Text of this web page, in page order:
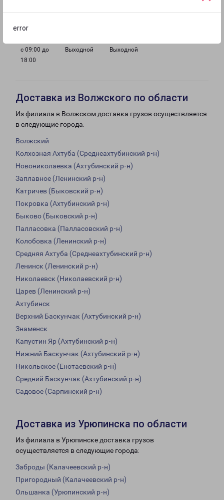
error
с 09:00 до
18:00
Выходной Выходной
Доставка из Волжского по области
Из филиала в Волжском доставка грузов осуществляется
в следующие города:
Волжский
Колхозная Ахтуба (Среднеахтубинский р-н)
Новониколаевка (Ахтубинский р-н)
Заплавное (Ленинский р-н)
Катричев (Быковский р-н)
Покровка (Ахтубинский р-н)
Быково (Быковский р-н)
Палласовка (Палласовский р-н)
Колобовка (Ленинский р-н)
Средняя Ахтуба (Среднеахтубинский р-н)
Ленинск (Ленинский р-н)
Николаевск (Николаевский р-н)
Царев (Ленинский р-н)
Ахтубинск
Верхний Баскунчак (Ахтубинский р-н)
Знаменск
Капустин Яр (Ахтубинский р-н)
Нижний Баскунчак (Ахтубинский р-н)
Никольское (Енотаевский р-н)
Средний Баскунчак (Ахтубинский р-н)
Садовое (Сарпинский р-н)
Доставка из Урюпинска по области
Из филиала в Урюпинске доставка грузов
осуществляется в следующие города:
Заброды (Калачеевский р-н)
Пригородный (Калачеевский р-н)
Ольшанка (Урюпинский р-н)